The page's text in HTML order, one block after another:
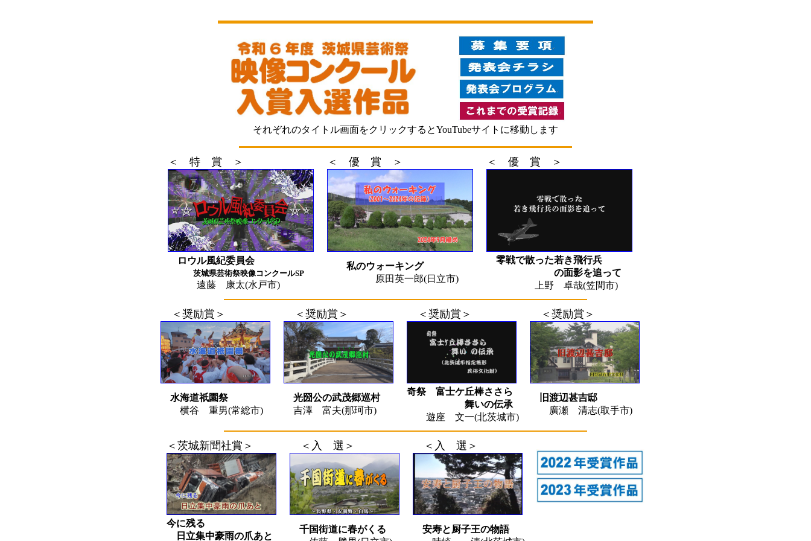
それぞれのタイトル画面をクリックするとYouTubeサイトに移動します
＜ 特 賞 ＞ ＜ 優 賞 ＞ ＜ 優 賞 ＞
ロウル風紀委員会
茨城県芸術祭映像コンクールSP
遠藤 康太(水戸市)
私のウォーキング
原田英一郎(日立市)
零戦で散った若き飛行兵
の面影を追って
上野 卓哉(笠間市)
＜奨励賞＞ ＜奨励賞＞ ＜奨励賞＞ ＜奨励賞＞
水海道祇園祭
横谷 重男(常総市)
光圀公の武茂郷巡村
吉澤 富夫(那珂市)
奇祭 富士ケ丘棒ささら
舞いの伝承
遊座 文一(北茨城市)
旧渡辺甚吉邸
廣瀬 清志(取手市)
＜茨城新聞社賞＞ ＜入 選＞ ＜入 選＞
今に残る
日立集中豪雨の爪あと
千国街道に春がくる
安寿と厨子王の物語